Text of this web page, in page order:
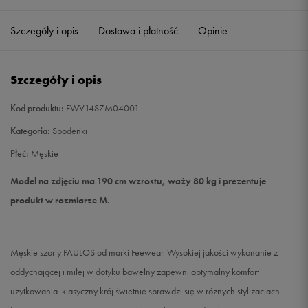
S Powiadom o dostępności
XL Powiadom o dostępności
Szczegóły i opis Dostawa i płatność Opinie
Szczegóły i opis
Kod produktu: FWV14SZM04001
Kategoria: Spodenki
Płeć: Męskie
Model na zdjęciu ma 190 cm wzrostu, waży 80 kg i prezentuje
produkt w rozmiarze M.
Męskie szorty PAULOS od marki Feewear. Wysokiej jakości wykonanie z
oddychającej i miłej w dotyku bawełny zapewni optymalny komfort
użytkowania. klasyczny krój świetnie sprawdzi się w różnych stylizacjach.